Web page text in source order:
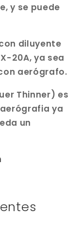
y se puede
diluyente
20A, ya sea
aerógrafo.
Thinner) es
ya
un